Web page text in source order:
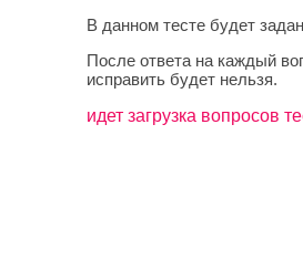
В данном тесте будет
После ответа на каждый
исправить будет нельзя.
идет загрузка вопросов